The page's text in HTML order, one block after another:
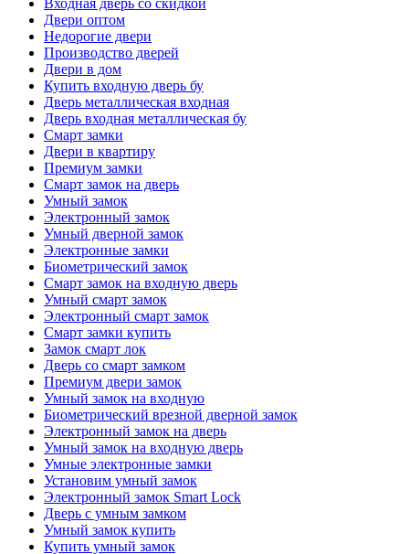
Входная дверь со скидкой
Двери оптом
Недорогие двери
Производство дверей
Двери в дом
Купить входную дверь бу
Дверь металлическая входная
Дверь входная металлическая бу
Смарт замки
Двери в квартиру
Премиум замки
Смарт замок на дверь
Умный замок
Электронный замок
Умный дверной замок
Электронные замки
Биометрический замок
Смарт замок на входную дверь
Умный смарт замок
Электронный смарт замок
Смарт замки купить
Замок смарт лок
Дверь со смарт замком
Премиум двери замок
Умный замок на входную
Биометрический врезной дверной замок
Электронный замок на дверь
Умный замок на входную дверь
Умные электронные замки
Установим умный замок
Электронный замок Smart Lock
Дверь с умным замком
Умный замок купить
Купить умный замок